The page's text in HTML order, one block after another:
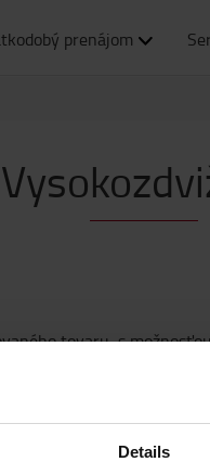
Details
prenájom
tovaru, s